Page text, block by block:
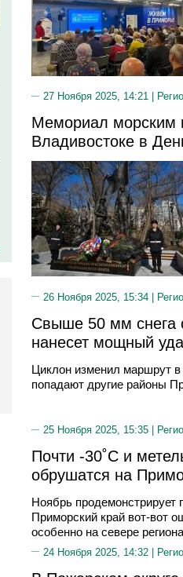
27 Ноября 2025, 14:21 |
Мемориал морским
Владивостоке в
26 Ноября 2025, 15:34 |
Свыше 50 мм снега
нанесет мощный
Циклон изменил маршрут
попадают другие районы
25 Ноября 2025, 15:35 |
Почти -30˚С и
обрушатся на
Ноябрь продемонстрирует
Приморский край вот-вот
особенно на севере
24 Ноября 2025, 14:32 |